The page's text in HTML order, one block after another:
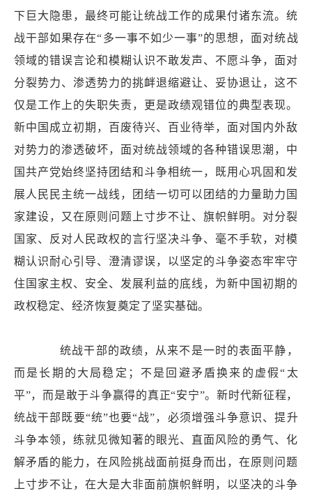
下巨大隐患，最终可能让统战工作的成果付诸东流。统
战干部如果存在“多一事不如少一事”的思想，面对统战
领域的错误言论和模糊认识不敢发声、不愿斗争，面对
分裂势力、渗透势力的挑衅退缩避让、妥协退让，这不
仅是工作上的失职失责，更是政绩观错位的典型表现。
新中国成立初期，百废待兴、百业待举，面对国内外敌
对势力的渗透破坏，面对统战领域的各种错误思潮，中
国共产党始终坚持团结和斗争相统一，既用心巩固和发
展人民民主统一战线，团结一切可以团结的力量助力国
家建设，又在原则问题上寸步不让、旗帜鲜明。对分裂
国家、反对人民政权的言行坚决斗争、毫不手软，对模
糊认识耐心引导、澄清谬误，以坚定的斗争姿态牢牢守
住国家主权、安全、发展利益的底线，为新中国初期的
政权稳定、经济恢复奠定了坚实基础。
统战干部的政绩，从来不是一时的表面平静，
而是长期的大局稳定；不是回避矛盾换来的虚假“太
平”，而是敢于斗争赢得的真正“安宁”。新时代新征程，
统战干部既要“统”也要“战”，必须增强斗争意识、提升
斗争本领，练就见微知著的眼光、直面风险的勇气、化
解矛盾的能力，在风险挑战面前挺身而出，在原则问题
上寸步不让，在大是大非面前旗帜鲜明，以坚决的斗争